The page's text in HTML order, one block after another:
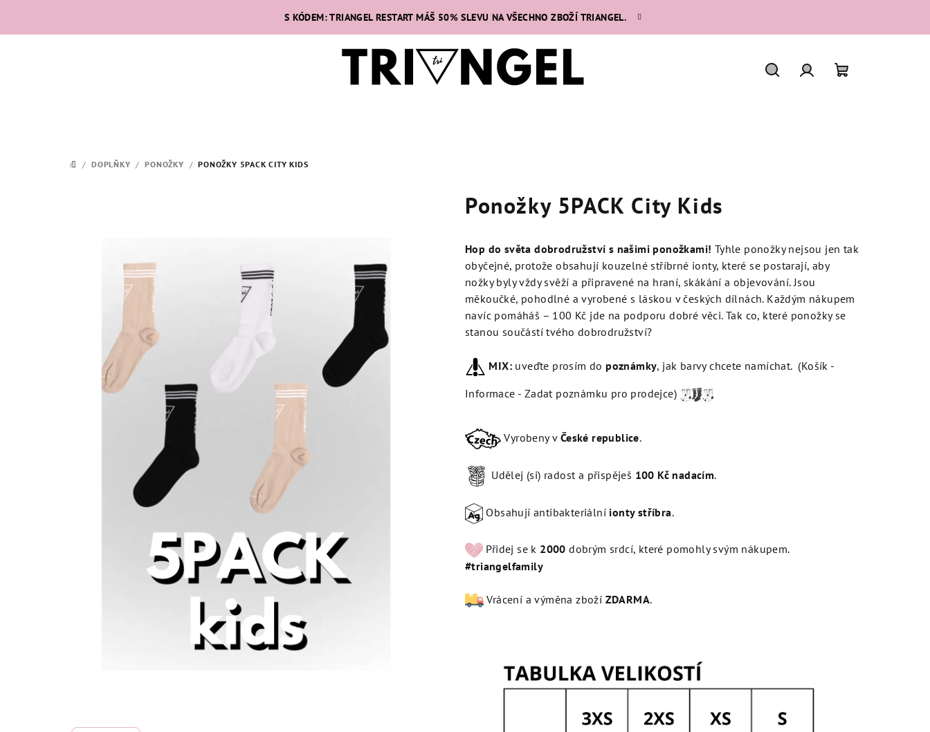
S KÓDEM: TRIANGEL RESTART MÁŠ 50% SLEVU NA VŠECHNO ZBOŽÍ TRIANGEL.
DOMŮ
/ DOPLŇKY / PONOŽKY / PONOŽKY 5PACK CITY KIDS
Ponožky 5PACK City Kids
Hop do světa dobrodružství s našimi ponožkami! Tyhle ponožky nejsou jen tak
obyčejné, protože obsahují kouzelné stříbrné ionty, které se postarají, aby
nožky byly vždy svěží a připravené na hraní, skákání a objevování. Jsou
měkoučké, pohodlné a vyrobené s láskou v českých dílnách. Každým nákupem
navíc pomáháš – 100 Kč jde na podporu dobré věci. Tak co, které ponožky se
stanou součástí tvého dobrodružství?
MIX: uveďte prosím do poznámky, jak barvy chcete namíchat. (Košík -
Informace - Zadat poznámku pro prodejce)
Vyrobeny v České republice.
Udělej (si) radost a přispěješ 100 Kč nadacím.
Obsahují antibakteriální ionty stříbra.
Přidej se k 2000dobrým srdcí, které pomohly svým nákupem.
#triangelfamily
Vrácení a výměna zboží ZDARMA.